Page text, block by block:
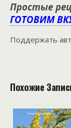
Простые
ГОТОВИМ
Поддержать
Похожие